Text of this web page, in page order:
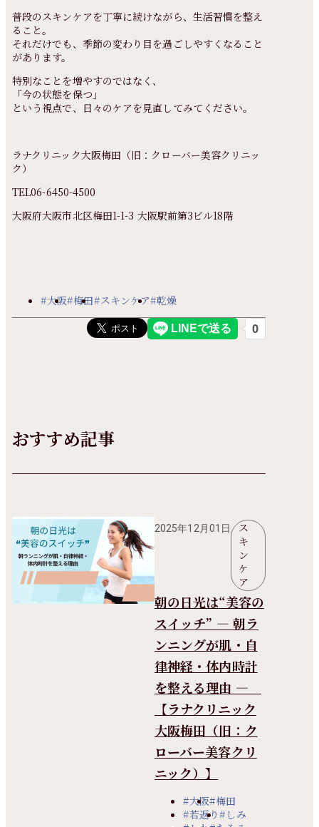
普段のスキンケアを丁寧に続けながら、生活習慣を整え
ること。
それだけでも、季節の変わり目を過ごしやすくなること
があります。
特別なことを増やすのではなく、
「今の状態を保つ」
という視点で、日々のケアを見直してみてください。
ラナクリニック大阪梅田（旧：クローバー美容クリニッ
ク）
TEL06-6450-4500
大阪府大阪市北区梅田1-1-3 大阪駅前第3ビル18階
#大阪#梅田#スキンケア#乾燥
おすすめ記事
2025年12月01日
ス
キ
ン
ケ
ア
朝の日光は“美容の
スイッチ” ― 朝ラ
ンニングが肌・自
律神経・体内時計
を整える理由 ―
【ラナクリニック
大阪梅田（旧：ク
ローバー美容クリ
ニック）】
#大阪#梅田
#若返り#しみ